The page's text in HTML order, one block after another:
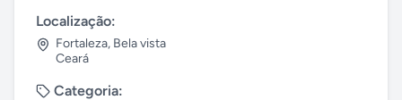
Localização:
Fortaleza, Bela vista
Ceará
Categoria: